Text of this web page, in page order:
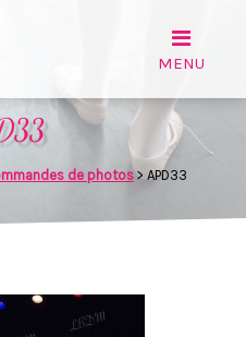
de photos> APD33